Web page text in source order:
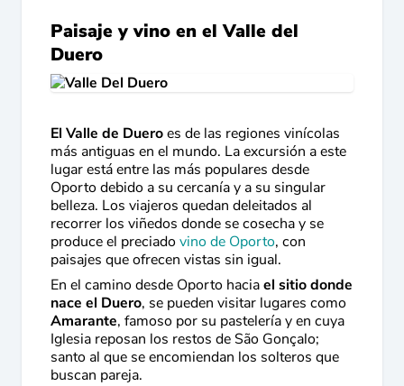
Paisaje y vino en el Valle del
Duero
El Valle de Dueroes de las regiones vinícolas
más antiguas en el mundo. La excursión a este
lugar está entre las más populares desde
Oporto debido a su cercanía y a su singular
belleza. Los viajeros quedan deleitados al
recorrer los viñedos donde se cosecha y se
produce el preciadovino de Oporto, con
paisajes que ofrecen vistas sin igual.
En el camino desde Oporto haciael sitio donde
nace el Duero, se pueden visitar lugares como
Amarante, famoso por su pastelería y en cuya
Iglesia reposan los restos de São Gonçalo;
santo al que se encomiendan los solteros que
buscan pareja.